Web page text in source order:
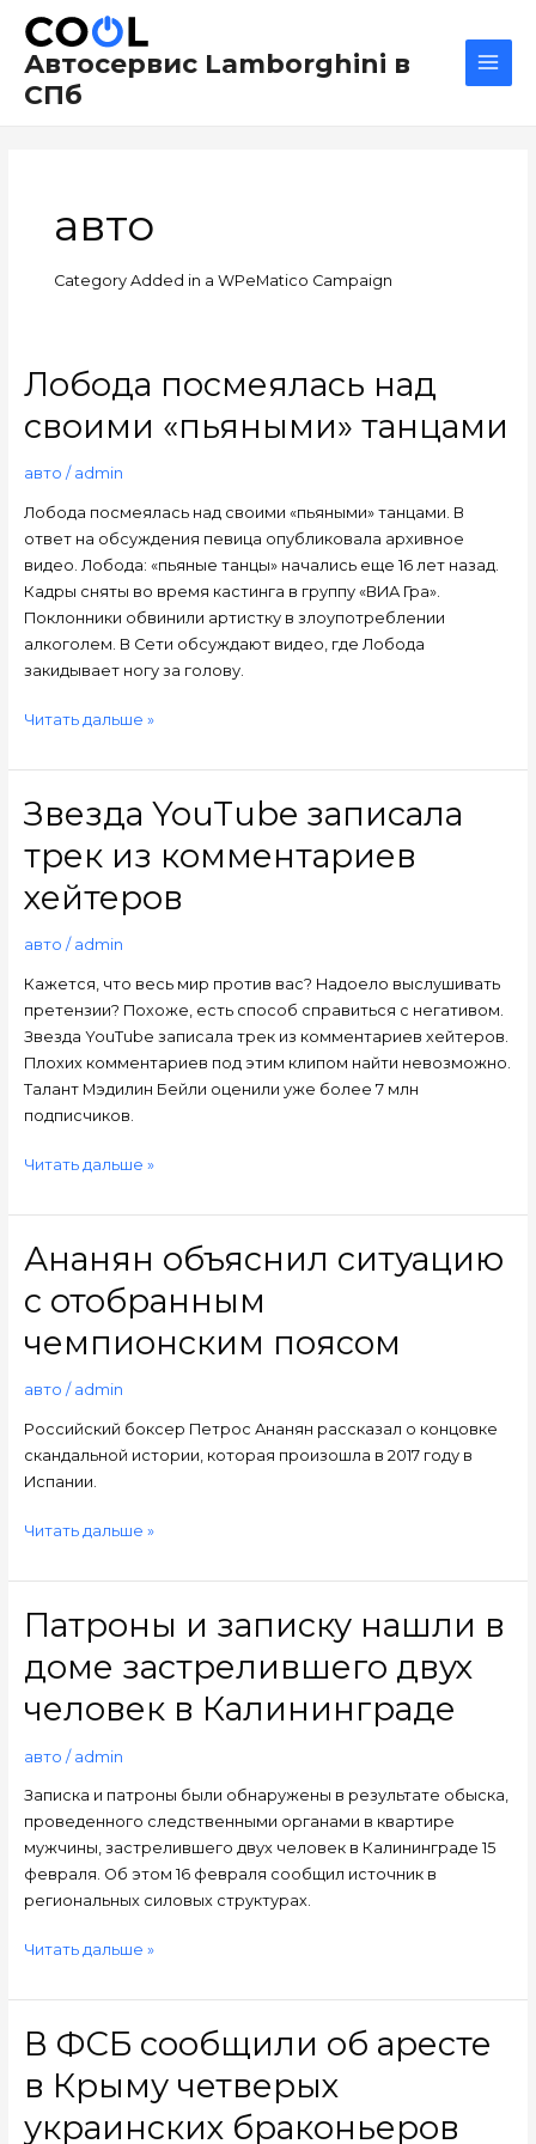
содержимому
Автосервис Lamborghini в
СПб
авто
Category Added in a WPeMatico Campaign
Лобода посмеялась над
своими «пьяными» танцами
авто / admin
Лобода посмеялась над своими «пьяными» танцами. В
ответ на обсуждения певица опубликовала архивное
видео. Лобода: «пьяные танцы» начались еще 16 лет назад.
Кадры сняты во время кастинга в группу «ВИА Гра».
Поклонники обвинили артистку в злоупотреблении
алкоголем. В Сети обсуждают видео, где Лобода
закидывает ногу за голову.
Лобода
посмеялась
над
«пьяными»
танцами
Читать дальше »
Звезда YouTube записала
трек из комментариев
хейтеров
авто / admin
Кажется, что весь мир против вас? Надоело выслушивать
претензии? Похоже, есть способ справиться с негативом.
Звезда YouTube записала трек из комментариев хейтеров.
Плохих комментариев под этим клипом найти невозможно.
Талант Мэдилин Бейли оценили уже более 7 млн
подписчиков.
Звезда
YouTube
записала
из
комментариев
Читать дальше »
Ананян объяснил ситуацию
с отобранным
чемпионским поясом
авто / admin
Российский боксер Петрос Ананян рассказал о концовке
скандальной истории, которая произошла в 2017 году в
Испании.
Ананян
объяснил
ситуацию
отобранным
чемпионским
Читать дальше »
Патроны и записку нашли в
доме застрелившего двух
человек в Калининграде
авто / admin
Записка и патроны были обнаружены в результате обыска,
проведенного следственными органами в квартире
мужчины, застрелившего двух человек в Калининграде 15
февраля. Об этом 16 февраля сообщил источник в
региональных силовых структурах.
Патроны
и
записку
двух
человек
в
Калининграде
Читать дальше »
В ФСБ сообщили об аресте
в Крыму четверых
украинских браконьеров
В
ФСБ
сообщили
аресте
Постраничная
навигация
записи